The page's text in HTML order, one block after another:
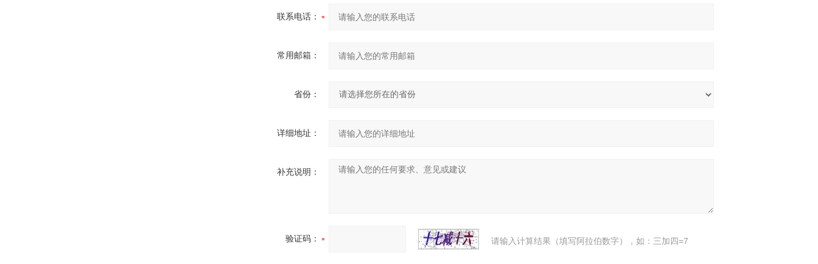
联系电话：
常用邮箱：
省份：
详细地址：
补充说明：
验证码： 请输入计算结果（填写阿拉伯数字），如：三加四=7